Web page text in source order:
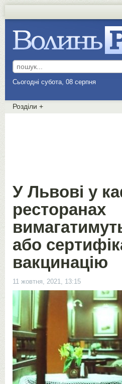
Сьогодні субота, 08 серпня
Розділи +
У Львові у
ресторанах
або
вакцинацію
11 жовтня, 2021, 13:15